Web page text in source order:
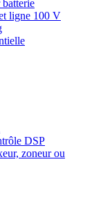
ligne 100 V
DSP
zoneur ou